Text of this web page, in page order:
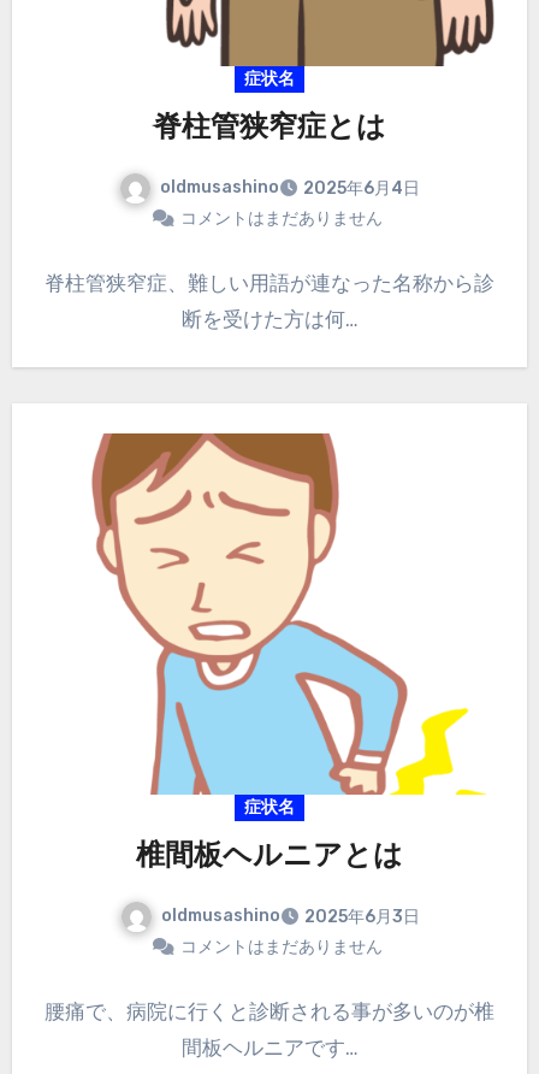
症状名
脊柱管狭窄症とは
oldmusashino
2025年6月4日
コメントはまだありません
脊柱管狭窄症、難しい用語が連なった名称から診
断を受けた方は何…
症状名
椎間板ヘルニアとは
oldmusashino
2025年6月3日
コメントはまだありません
腰痛で、病院に行くと診断される事が多いのが椎
間板ヘルニアです…